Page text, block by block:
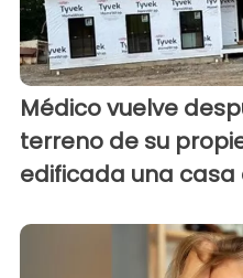
Médico vuelve
terreno de su
edificada una casa